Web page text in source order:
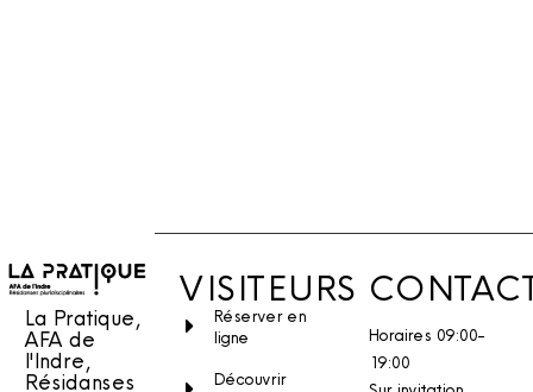
La Pratique,
AFA de
l'Indre,
Résidanses
VISITEURS
Réserver en
ligne
Découvrir
Horaires 09:00-
19:00